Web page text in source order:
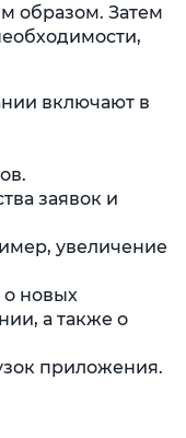
образом. Затем
включают в
заявок и
увеличение
новых
а также о
приложения.